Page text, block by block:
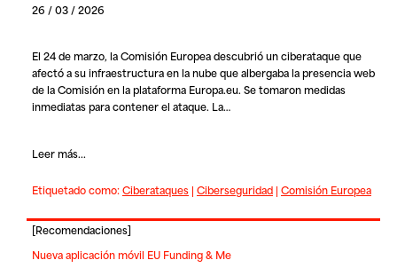
26 / 03 / 2026
El 24 de marzo, la Comisión Europea descubrió un ciberataque que
afectó a su infraestructura en la nube que albergaba la presencia web
de la Comisión en la plataforma Europa.eu. Se tomaron medidas
inmediatas para contener el ataque. La…
Leer más...
Etiquetado como:Ciberataques| Ciberseguridad| Comisión Europea
[Recomendaciones]
Nueva aplicación móvil EU Funding & Me